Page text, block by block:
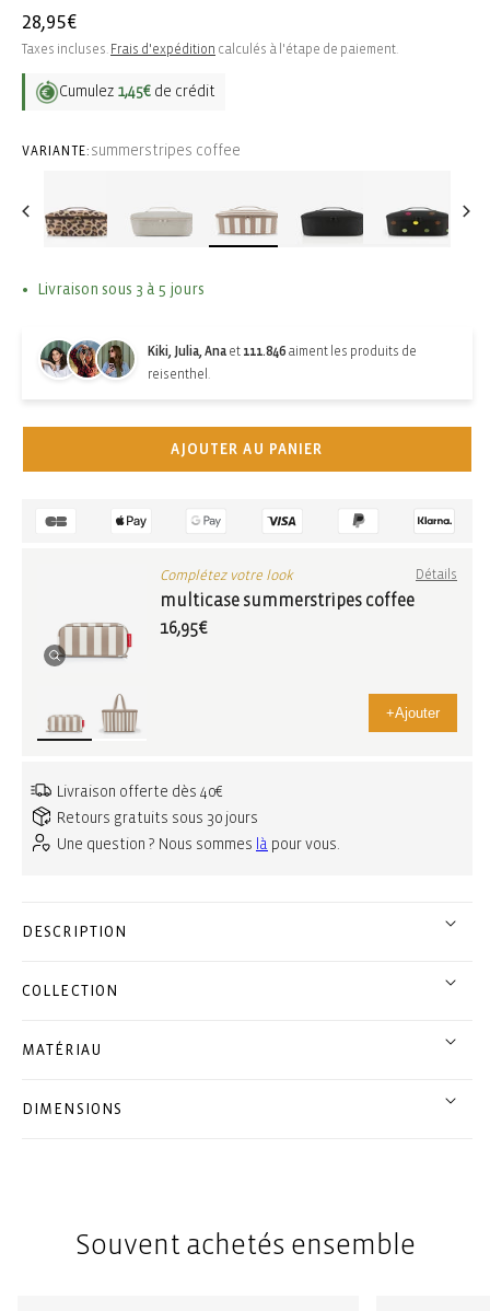
Prix
habituel
28,95€
Taxes incluses. Frais d'expédition calculés à l'étape de paiement.
Cumulez 1,45€ de crédit
VARIANTE: summerstripes coffee
Livraison sous 3 à 5 jours
Kiki, Julia, Ana et 111.846 aiment les produits de
reisenthel.
AJOUTER AU PANIER
Complétez votre look Détails
multicase summerstripes coffee
16,95€
+Ajouter
Livraison offerte dès 40€
Retours gratuits sous 30 jours
Une question ? Nous sommes là pour vous.
DESCRIPTION
COLLECTION
MATÉRIAU
DIMENSIONS
Souvent achetés ensemble